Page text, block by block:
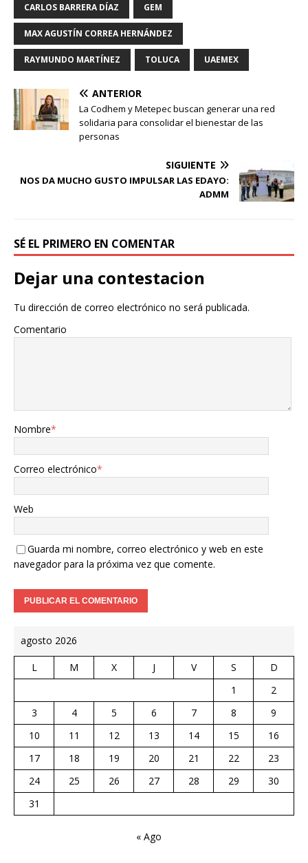
CARLOS BARRERA DÍAZ GEM
MAX AGUSTÍN CORREA HERNÁNDEZ
RAYMUNDO MARTÍNEZ TOLUCA UAEMEX
ANTERIOR
La Codhem y Metepec buscan generar una red
solidaria para consolidar el bienestar de las
personas
SIGUIENTE
NOS DA MUCHO GUSTO IMPULSAR LAS EDAYO:
ADMM
SÉ EL PRIMERO EN COMENTAR
Dejar una contestacion
Tu dirección de correo electrónico no será publicada.
Comentario
Nombre*
Correo electrónico*
Web
Guarda mi nombre, correo electrónico y web en este
navegador para la próxima vez que comente.
agosto 2026
L M X J V S
D
1
2
3
4 5 6 7 8
9
10
11 12 13 14 15
16
17
18 19 20 21 22
23
24
25 26 27 28 29
30
31
« Ago